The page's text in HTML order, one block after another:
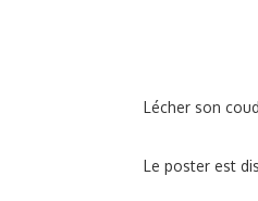
Lécher son
Le poster est